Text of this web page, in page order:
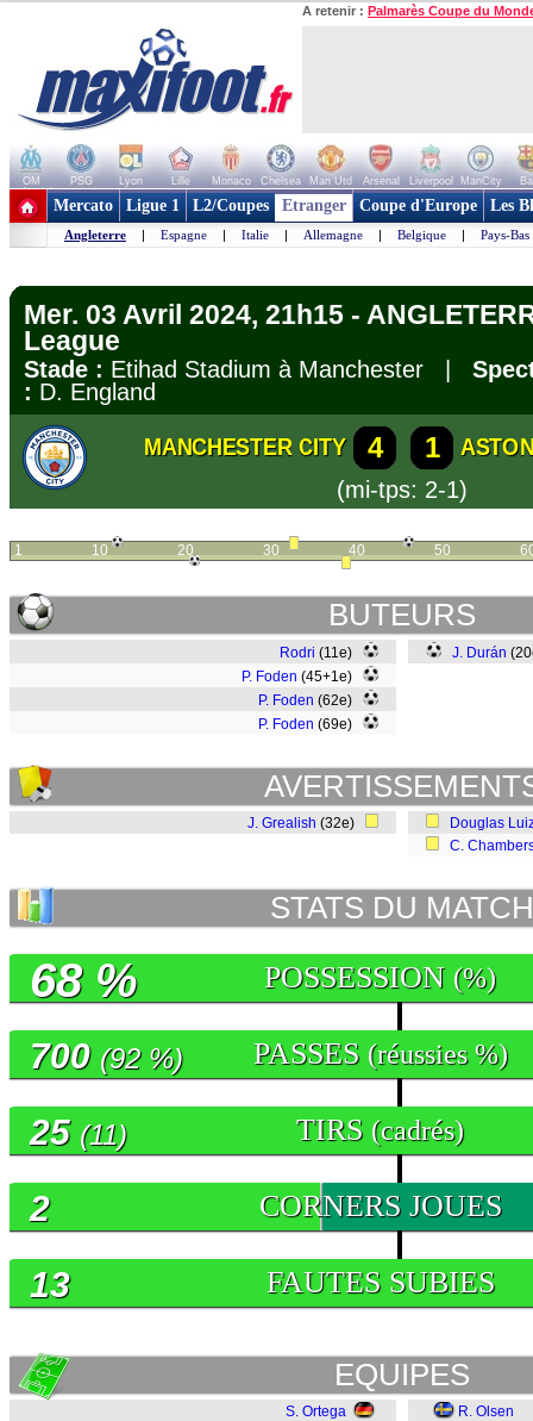
A retenir : Palmarès Coupe du
OM PSG Lyon Lille Monaco Chelsea Man Utd Arsenal Liverpool ManCity
+ de clubs
Mercato Ligue 1 L2/Coupes Etranger Coupe d'Europe Les
Angleterre | Espagne | Italie | Allemagne | Belgique | Pays-Bas
Mer. 03 Avril 2024, 21h15 -
League
Stade : Etihad Stadium à Manchester |
: D. England
MANCHESTER CITY 4 1
(mi-tps: 2-1)
1 10 20 30 40 50
BUTEURS
Rodri (11e)
P. Foden (45+1e)
P. Foden (62e)
P. Foden (69e)
J. Durán
J. Grealish (32e)
Douglas
C.
STATS DU MATCH
POSSESSION (%)
68 %
PASSES (réussies %)
700 (92 %)
TIRS (cadrés)
25 (11)
CORNERS JOUES
2
FAUTES SUBIES
13
EQUIPES
S. Ortega
R. Olsen